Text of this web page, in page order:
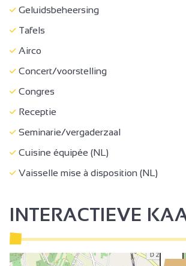
Geluidsbeheersing
Tafels
Airco
Concert/voorstelling
Congres
Receptie
Seminarie/vergaderzaal
Cuisine équipée (NL)
Vaisselle mise à disposition (NL)
INTERACTIEVE